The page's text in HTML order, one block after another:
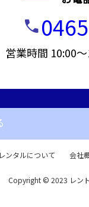
call
営業時間 10:00
レンタルについて 会社
Copyright © 2023 レン